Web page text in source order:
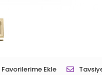
Favorilerime Ekle